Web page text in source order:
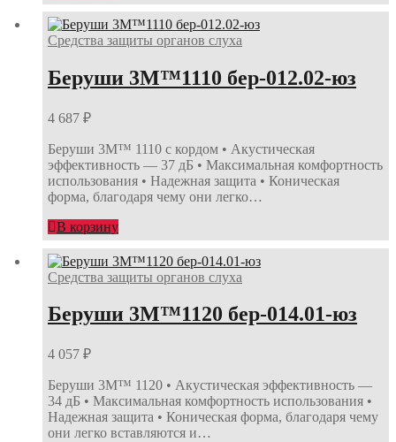
Средства защиты органов слуха
Беруши 3М™1110 бер-012.02-юз
4 687 ₽
Беруши 3М™ 1110 с кордом • Акустическая
эффективность — 37 дБ • Максимальная комфортность
использования • Надежная защита • Коническая
форма, благодаря чему они легко…
В корзину
Средства защиты органов слуха
Беруши 3М™1120 бер-014.01-юз
4 057 ₽
Беруши 3М™ 1120 • Акустическая эффективность —
34 дБ • Максимальная комфортность использования •
Надежная защита • Коническая форма, благодаря чему
они легко вставляются и…